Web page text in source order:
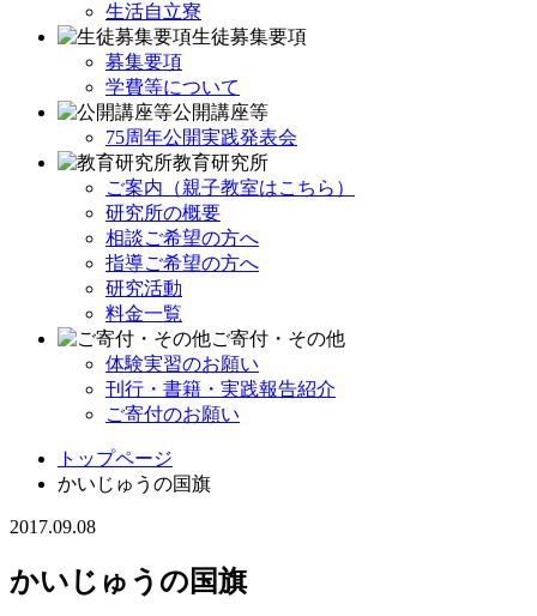
生活自立寮
生徒募集要項
募集要項
学費等について
公開講座等
75周年公開実践発表会
教育研究所
ご案内（親子教室はこちら）
研究所の概要
相談ご希望の方へ
指導ご希望の方へ
研究活動
料金一覧
ご寄付・その他
体験実習のお願い
刊行・書籍・実践報告紹介
ご寄付のお願い
トップページ
かいじゅうの国旗
2017.09.08
かいじゅうの国旗